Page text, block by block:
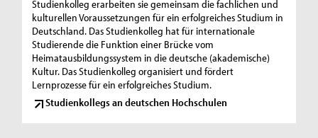
Studienkolleg erarbeiten sie gemeinsam die fachlichen und
kulturellen Voraussetzungen für ein erfolgreiches Studium in
Deutschland. Das Studienkolleg hat für internationale
Studierende die Funktion einer Brücke vom
Heimatausbildungssystem in die deutsche (akademische)
Kultur. Das Studienkolleg organisiert und fördert
Lernprozesse für ein erfolgreiches Studium.
Studienkollegs an deutschen Hochschulen